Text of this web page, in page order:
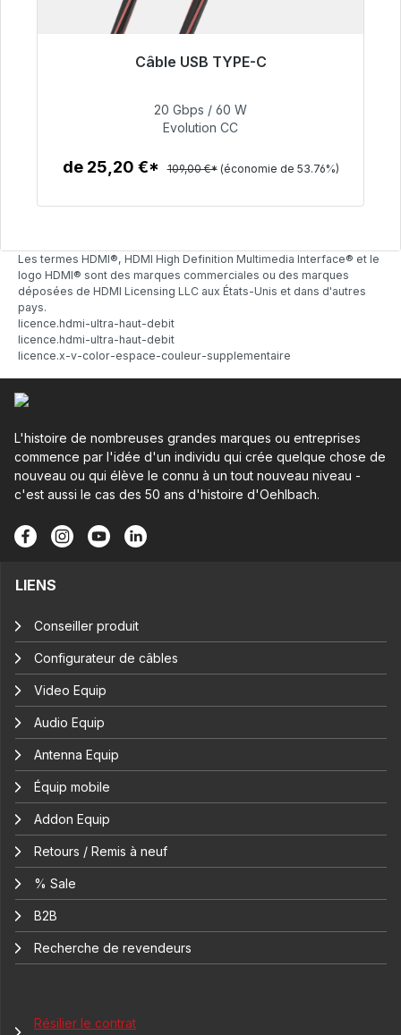
Câble USB TYPE-C
50,40 €
20 Gbps / 60 W
Evolution CC
de 25,20 €* 109,00 €* (économie de 53.76%)
Les termes HDMI®, HDMI High Definition Multimedia Interface® et le
logo HDMI® sont des marques commerciales ou des marques
déposées de HDMI Licensing LLC aux États-Unis et dans d'autres
pays.
licence.hdmi-ultra-haut-debit
licence.hdmi-ultra-haut-debit
licence.x-v-color-espace-couleur-supplementaire
L'histoire de nombreuses grandes marques ou entreprises
commence par l'idée d'un individu qui crée quelque chose de
nouveau ou qui élève le connu à un tout nouveau niveau -
c'est aussi le cas des 50 ans d'histoire d'Oehlbach.
LIENS
Conseiller produit
Configurateur de câbles
Video Equip
Audio Equip
Antenna Equip
Équip mobile
Addon Equip
Retours / Remis à neuf
% Sale
B2B
Recherche de revendeurs
Résilier le contrat